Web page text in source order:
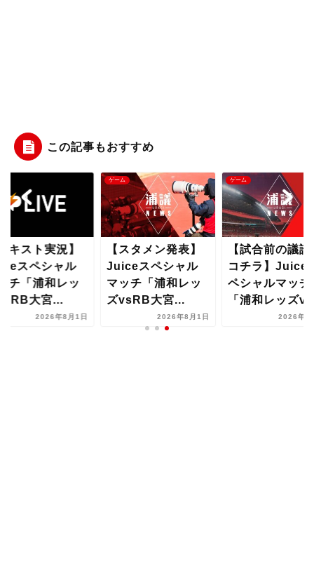
この記事もおすすめ
キスト実況】
スペシャル
チ「浦和レッ
大宮...
2026年8月1日
ゲーム
【スタメン発表】
Juiceスペシャル
マッチ「浦和レッ
ズvsRB大宮...
2026年8月1日
ゲーム
【試合前の議論
コチラ】Juice
ペシャルマッチ
「浦和レッズ
2026年8